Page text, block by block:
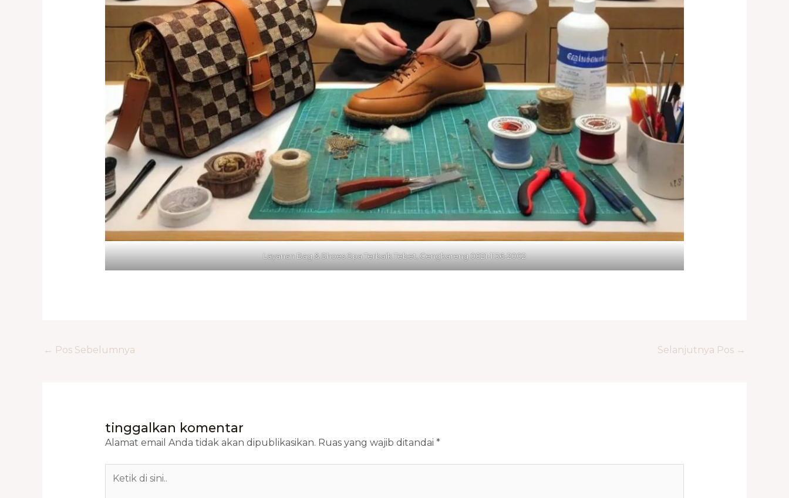
Layanan Bag & Shoes Spa Terbaik Tebet, Cengkareng 0821-1136-2002
← Pos Sebelumnya Selanjutnya Pos →
tinggalkan komentar
Alamat email Anda tidak akan dipublikasikan. Ruas yang wajib ditandai *